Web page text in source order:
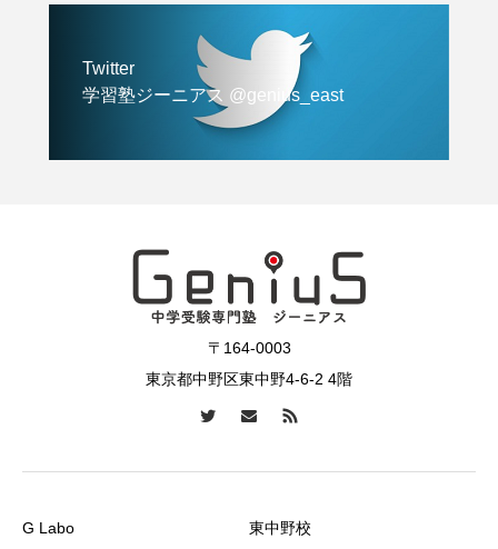
Twitter
学習塾ジーニアス @genius_east
〒164-0003
東京都中野区東中野4-6-2 4階
G Labo 東中野校